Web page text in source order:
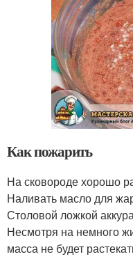
Как пожарить
На сковороде хорошо
Наливать масло для
Столовой ложкой
Несмотря на немного
масса не будет